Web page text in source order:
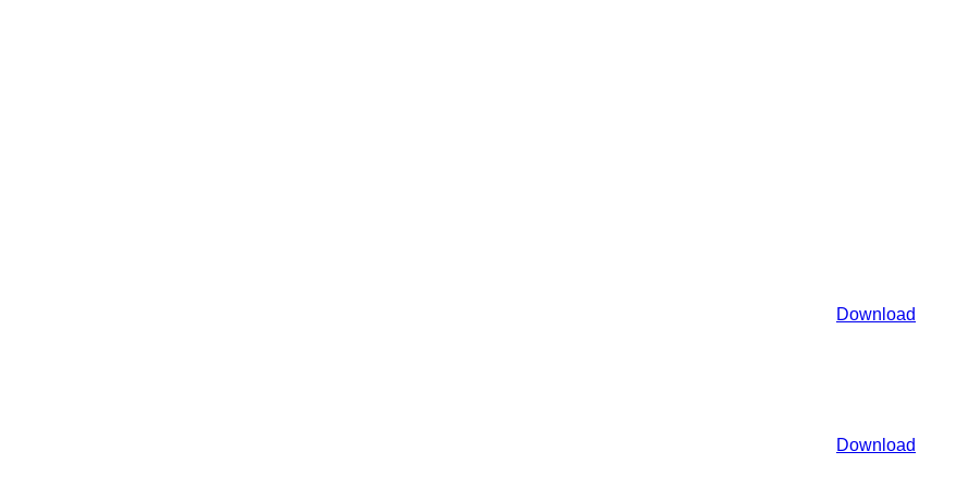
Download
Download